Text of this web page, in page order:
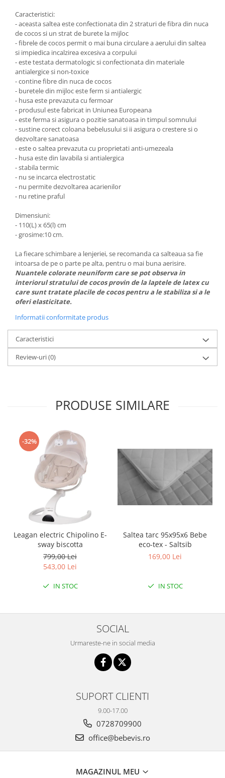
Caracteristici:
- aceasta saltea este confectionata din 2 straturi de fibra din nuca
de cocos si un strat de burete la mijloc
- fibrele de cocos permit o mai buna circulare a aerului din saltea
si impiedica incalzirea excesiva a corpului
- este testata dermatologic si confectionata din materiale
antialergice si non-toxice
- contine fibre din nuca de cocos
- buretele din mijloc este ferm si antialergic
- husa este prevazuta cu fermoar
- produsul este fabricat in Uniunea Europeana
- este ferma si asigura o pozitie sanatoasa in timpul somnului
- sustine corect coloana bebelusului si ii asigura o crestere si o
dezvoltare sanatoasa
- este o saltea prevazuta cu proprietati anti-umezeala
- husa este din lavabila si antialergica
- stabila termic
- nu se incarca electrostatic
- nu permite dezvoltarea acarienilor
- nu retine praful
Dimensiuni:
- 110(L) x 65(l) cm
- grosime:10 cm.
La fiecare schimbare a lenjeriei, se recomanda ca salteaua sa fie
intoarsa de pe o parte pe alta, pentru o mai buna aerisire.
Nuantele colorate neuniform care se pot observa in
interiorul stratului de cocos provin de la laptele de latex cu
care sunt tratate placile de cocos pentru a le stabiliza si a le
oferi elasticitate.
Informatii conformitate produs
Caracteristici
Review-uri(0)
PRODUSE SIMILARE
-32%
Leagan electric Chipolino E-
sway biscotta
799,00 Lei
543,00 Lei
IN STOC
Saltea tarc 95x95x6 Bebe
eco-tex - Saltsib
169,00 Lei
IN STOC
SOCIAL
Urmareste-ne in social media
SUPORT CLIENTI
9.00-17.00
0728709900
office@bebevis.ro
MAGAZINUL MEU